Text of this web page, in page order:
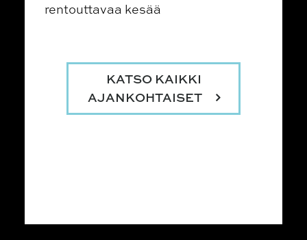
rentouttavaa kesää
KATSO KAIKKI
AJANKOHTAISET